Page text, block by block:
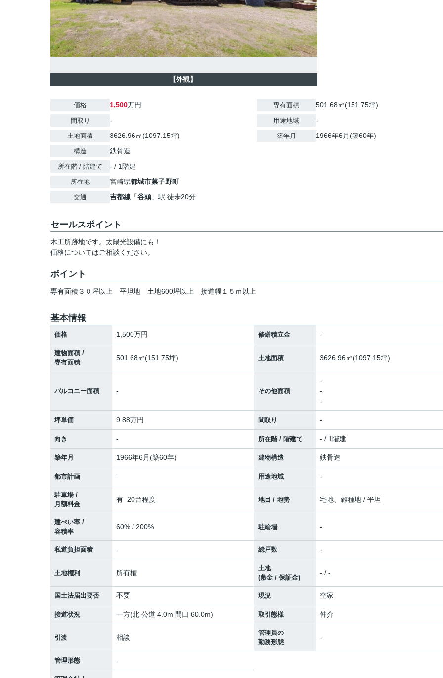
【外観】
価格 1,500万円
間取り -
土地面積 3626.96㎡(1097.15坪)
構造 鉄骨造
所在階 / 階建て - / 1階建
所在地 宮崎県都城市菓子野町
交通 吉都線 「谷頭 」駅 徒歩20分
専有面積 501.68㎡(151.75坪)
用途地域 -
築年月 1966年6月(築60年)
セールスポイント
木工所跡地です。太陽光設備にも！
価格についてはご相談ください。
ポイント
専有面積３０坪以上 平坦地 土地600坪以上 接道幅１５ｍ以上
基本情報
価格 1,500万円 修繕積立金 -
建物面積 /
専有面積
501.68㎡(151.75坪) 土地面積 3626.96㎡(1097.15坪)
バルコニー面積 - その他面積
-
-
-
坪単価 9.88万円 間取り -
向き - 所在階 / 階建て - / 1階建
築年月 1966年6月(築60年) 建物構造 鉄骨造
都市計画 - 用途地域 -
駐車場 /
月額料金
有 20台程度 地目 / 地勢 宅地、雑種地 / 平坦
建ぺい率 /
容積率
60% / 200% 駐輪場 -
私道負担面積 - 総戸数 -
土地権利 所有権
土地
(敷金 / 保証金)
- / -
国土法届出要否 不要 現況 空家
接道状況 一方(北 公道 4.0m 間口 60.0m) 取引態様 仲介
引渡 相談
管理員の
勤務形態
-
管理形態 -